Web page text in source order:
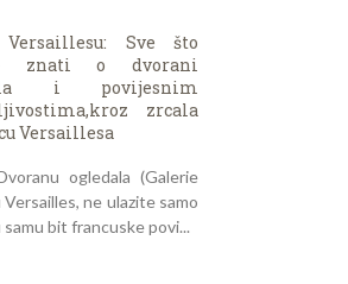
Versaillesu: Sve što
znati o dvorani
i povijesnim
zrcala
Versaillesa
ogledala (Galerie
ne ulazite samo
bit francuske povi...